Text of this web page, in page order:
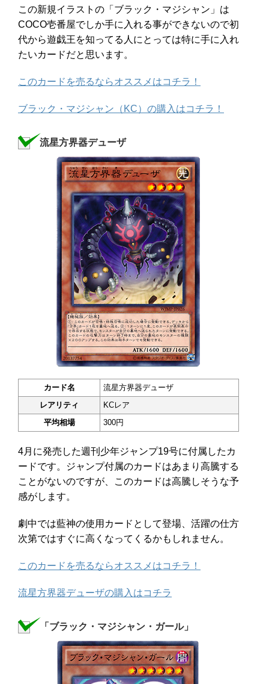
この新規イラストの「ブラック・マジシャン」は
COCO壱番屋でしか手に入れる事ができないので初
代から遊戯王を知ってる人にとっては特に手に入れ
たいカードだと思います。
このカードを売るならオススメはコチラ！
ブラック・マジシャン（KC）の購入はコチラ！
流星方界器デューザ
カード名
流星方界器デューザ
レアリティ
KCレア
平均相場
300円
4月に発売した週刊少年ジャンプ19号に付属したカ
ードです。ジャンプ付属のカードはあまり高騰する
ことがないのですが、このカードは高騰しそうな予
感がします。
劇中では藍神の使用カードとして登場、活躍の仕方
次第ではすぐに高くなってくるかもしれません。
このカードを売るならオススメはコチラ！
流星方界器デューザの購入はコチラ
「ブラック・マジシャン・ガール」